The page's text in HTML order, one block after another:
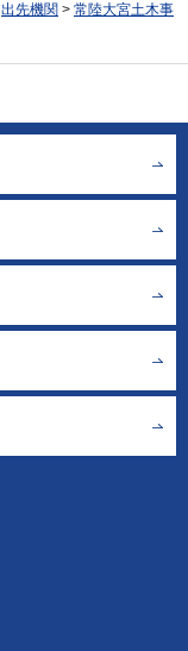
出先機関 > 常陸大宮土木事